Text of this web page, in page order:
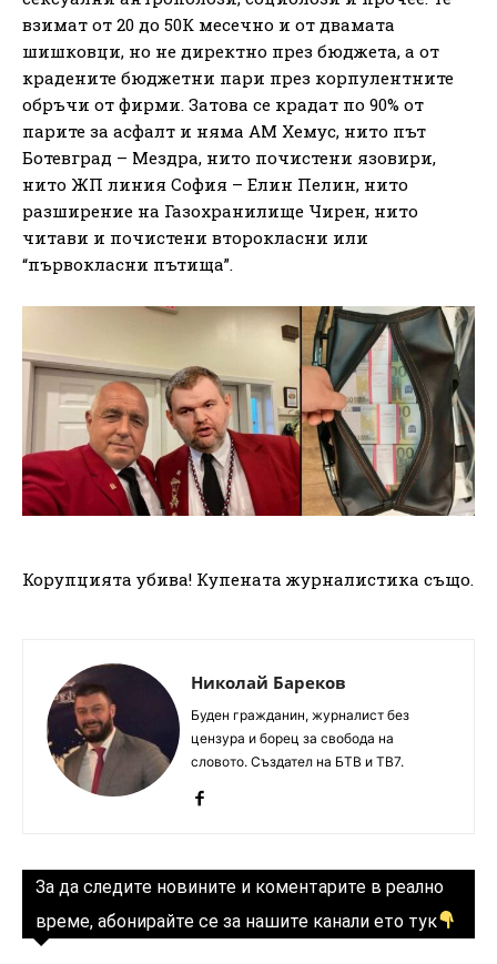
взимат от 20 до 50К месечно и от двамата
шишковци, но не директно през бюджета, а от
крадените бюджетни пари през корпулентните
обръчи от фирми. Затова се крадат по 90% от
парите за асфалт и няма АМ Хемус, нито път
Ботевград – Мездра, нито почистени язовири,
нито ЖП линия София – Елин Пелин, нито
разширение на Газохранилище Чирен, нито
читави и почистени второкласни или
“първокласни пътища”.
Корупцията убива! Купената журналистика също.
Николай Бареков
Буден гражданин, журналист без
цензура и борец за свобода на
словото. Създател на БТВ и ТВ7.
За да следите новините и коментарите в реално
време, абонирайте се за нашите канали ето тук